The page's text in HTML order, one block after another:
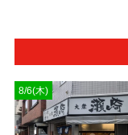
8/6(木)